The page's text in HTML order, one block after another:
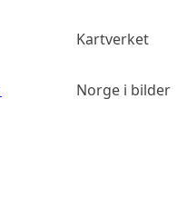
Kartverket
Norge i bilder